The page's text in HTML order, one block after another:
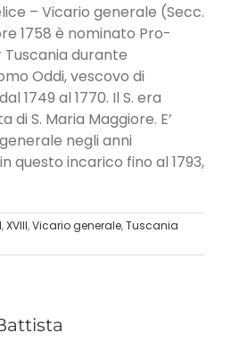
– Vicario generale (Secc.
1758 è nominato Pro-
durante
Oddi, vescovo di
1749 al 1770. Il S. era
di S. Maria Maggiore. E’
negli anni
questo incarico fino al 1793,
,XVIII,Vicario generale,Tuscania